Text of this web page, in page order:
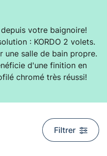
votre baignoire!
: KORDO 2 volets.
une salle de bain propre.
d'une finition en
chromé très réussi!
Filtrer